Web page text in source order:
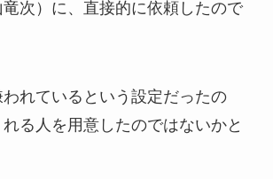
次）に、直接的に依頼したので
れているという設定だったの
る人を用意したのではないかと